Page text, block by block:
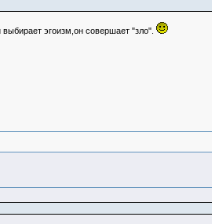
эгоизм,он совершает "зло".